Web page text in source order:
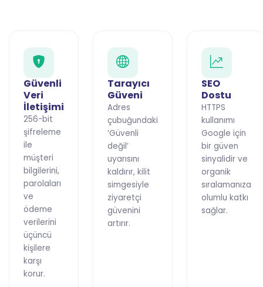
Güvenli
Veri
İletişimi
256-bit
şifreleme
ile
müşteri
bilgilerini,
parolaları
ve
ödeme
verilerini
üçüncü
kişilere
karşı
korur.
Tarayıcı
Güveni
Adres
çubuğundaki
‘Güvenli
değil’
uyarısını
kaldırır, kilit
simgesiyle
ziyaretçi
güvenini
artırır.
SEO
Dostu
HTTPS
kullanımı
Google için
bir güven
sinyalidir ve
organik
sıralamanıza
olumlu katkı
sağlar.